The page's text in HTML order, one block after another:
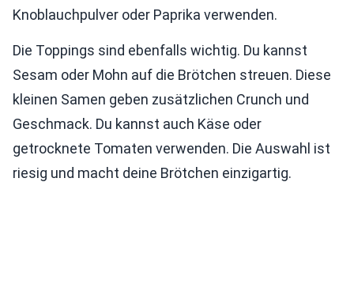
Knoblauchpulver oder Paprika verwenden.
Die Toppings sind ebenfalls wichtig. Du kannst
Sesam oder Mohn auf die Brötchen streuen. Diese
kleinen Samen geben zusätzlichen Crunch und
Geschmack. Du kannst auch Käse oder
getrocknete Tomaten verwenden. Die Auswahl ist
riesig und macht deine Brötchen einzigartig.